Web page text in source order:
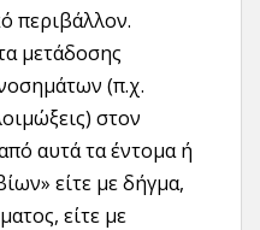
περιβάλλον.
μετάδοσης
(π.χ.
στον
αυτά τα έντομα ή
είτε με δήγμα,
είτε με